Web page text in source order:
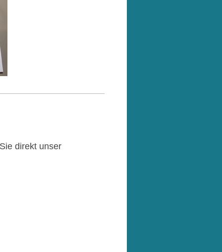
direkt unser